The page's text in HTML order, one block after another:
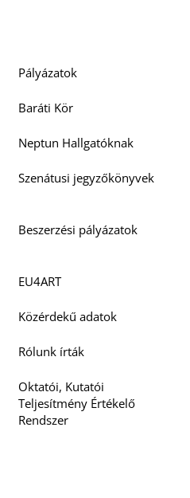
Pályázatok
Baráti Kör
Neptun Hallgatóknak
Szenátusi jegyzőkönyvek
Beszerzési pályázatok
EU4ART
Közérdekű adatok
Rólunk írták
Oktatói, Kutatói
Teljesítmény Értékelő
Rendszer